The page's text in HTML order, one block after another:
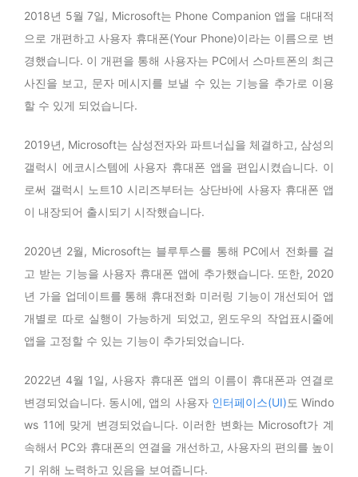
2018년 5월 7일, Microsoft는 Phone Companion 앱을 대대적
으로 개편하고 사용자 휴대폰(Your Phone)이라는 이름으로 변
경했습니다. 이 개편을 통해 사용자는 PC에서 스마트폰의 최근
사진을 보고, 문자 메시지를 보낼 수 있는 기능을 추가로 이용
할 수 있게 되었습니다.
2019년, Microsoft는 삼성전자와 파트너십을 체결하고, 삼성의
갤럭시 에코시스템에 사용자 휴대폰 앱을 편입시켰습니다. 이
로써 갤럭시 노트10 시리즈부터는 상단바에 사용자 휴대폰 앱
이 내장되어 출시되기 시작했습니다.
2020년 2월, Microsoft는 블루투스를 통해 PC에서 전화를 걸
고 받는 기능을 사용자 휴대폰 앱에 추가했습니다. 또한, 2020
년 가을 업데이트를 통해 휴대전화 미러링 기능이 개선되어 앱
개별로 따로 실행이 가능하게 되었고, 윈도우의 작업표시줄에
앱을 고정할 수 있는 기능이 추가되었습니다.
2022년 4월 1일, 사용자 휴대폰 앱의 이름이 휴대폰과 연결로
변경되었습니다. 동시에, 앱의 사용자 인터페이스(UI)도 Windo
ws 11에 맞게 변경되었습니다. 이러한 변화는 Microsoft가 계
속해서 PC와 휴대폰의 연결을 개선하고, 사용자의 편의를 높이
기 위해 노력하고 있음을 보여줍니다.